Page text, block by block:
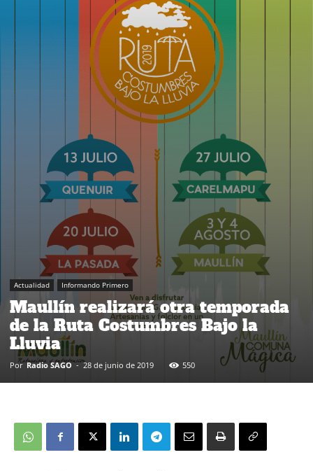
Actualidad Informando Primero
Maullín realizará otra temporada
de la Ruta Costumbres Bajo la
Lluvia
Por Radio SAGO - 28 de junio de 2019 550